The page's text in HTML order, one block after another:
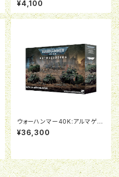
¥4,100
ウォーハンマー40K:アルマゲド
ン・バタリオン：アストラ・ミリタル
ム
¥36,300